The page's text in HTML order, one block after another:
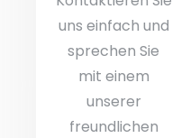
uns einfach und
sprechen Sie
mit einem
unserer
freundlichen